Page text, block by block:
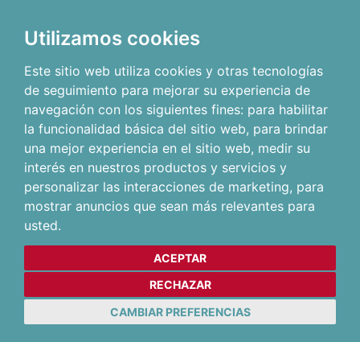
Utilizamos cookies
Este sitio web utiliza cookies y otras tecnologías
de seguimiento para mejorar su experiencia de
navegación con los siguientes fines: para habilitar
la funcionalidad básica del sitio web, para brindar
una mejor experiencia en el sitio web, medir su
interés en nuestros productos y servicios y
personalizar las interacciones de marketing, para
mostrar anuncios que sean más relevantes para
usted.
ACEPTAR
RECHAZAR
CAMBIAR PREFERENCIAS